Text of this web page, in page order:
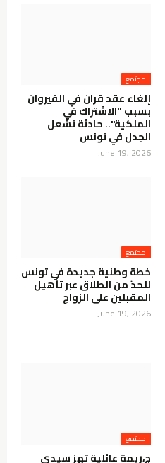
مجتمع
إلغاء عقد قران في القيروان
بسبب "الاشتراك في
الملكية".. حادثة تشعل
الجدل في تونس
June 19, 2026
مجتمع
خطة وطنية جديدة في تونس
للحدّ من الطلاق عبر تأهيل
المقبلين على الزواج
June 19, 2026
مجتمع
ج،ريمة عائلية تهز سيدي